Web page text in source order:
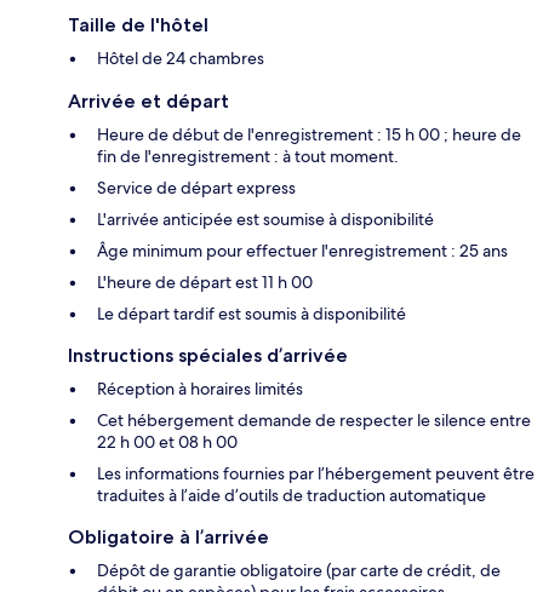
Taille de l'hôtel
Hôtel de 24 chambres
Arrivée et départ
Heure de début de l'enregistrement : 15 h 00 ; heure de
fin de l'enregistrement : à tout moment.
Service de départ express
L'arrivée anticipée est soumise à disponibilité
Âge minimum pour effectuer l'enregistrement : 25 ans
L'heure de départ est 11 h 00
Le départ tardif est soumis à disponibilité
Instructions spéciales d’arrivée
Réception à horaires limités
Cet hébergement demande de respecter le silence entre
22 h 00 et 08 h 00
Les informations fournies par l’hébergement peuvent être
traduites à l’aide d’outils de traduction automatique
Obligatoire à l’arrivée
Dépôt de garantie obligatoire (par carte de crédit, de